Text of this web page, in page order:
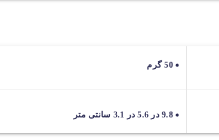
50 گرم
9.8 در 5.6 در 3.1 سانتی متر